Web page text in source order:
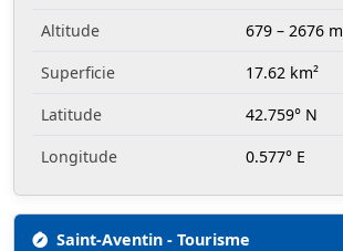
Altitude
679 – 2676 m
Superficie
17.62 km²
Latitude
42.759° N
Longitude
0.577° E
Saint-Aventin - Tourisme